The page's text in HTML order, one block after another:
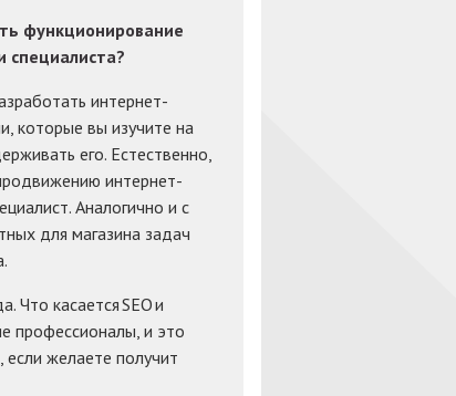
функционирование
специалиста?
интернет-
которые вы изучите на
его. Естественно,
интернет-
Аналогично и с
для магазина задач
Что касается SEO и
профессионалы, и это
желаете получит